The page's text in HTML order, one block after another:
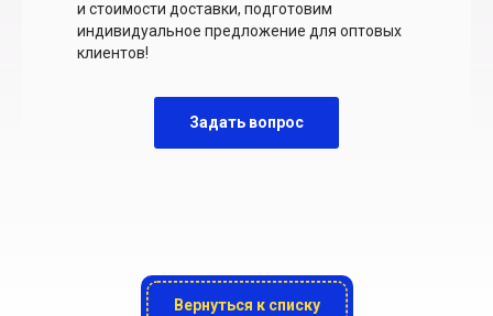
и стоимости доставки, подготовим
индивидуальное предложение для оптовых
клиентов!
Задать вопрос
Вернуться к списку